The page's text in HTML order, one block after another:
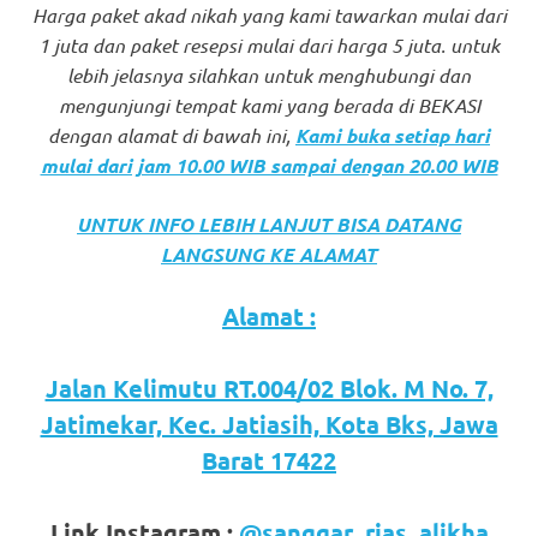
24
Hours
Online
replica
rolex.
loanswatches.com.
Wiht
Harga paket akad nikah yang kami tawarkan mulai dari
1 juta dan paket resepsi mulai dari harga 5 juta. untuk
lebih jelasnya silahkan untuk menghubungi dan
mengunjungi tempat kami yang berada di BEKASI
dengan alamat di bawah ini, Kami buka setiap hari
mulai dari jam 10.00 WIB sampai dengan 20.00 WIB
UNTUK INFO LEBIH LANJUT BISA DATANG
LANGSUNG KE ALAMAT
Alamat :
Jalan Kelimutu RT.004/02 Blok. M No. 7,
Jatimekar, Kec. Jatiasih, Kota Bks, Jawa
Barat 17422